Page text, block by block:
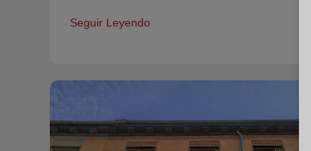
Seguir Leyendo